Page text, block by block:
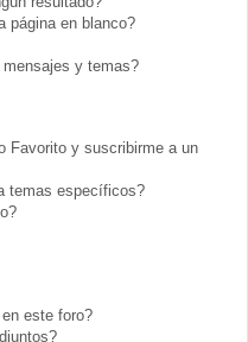
página en blanco?
y temas?
Favorito y suscribirme a un
temas específicos?
este foro?